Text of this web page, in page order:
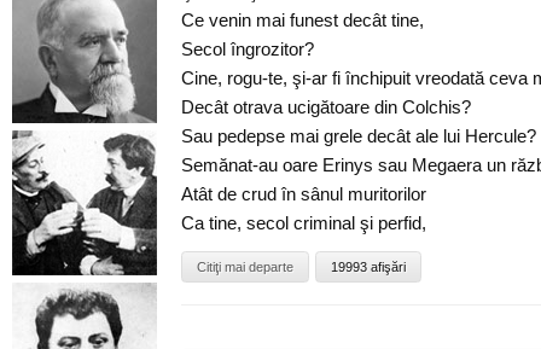
Ce venin mai funest decât tine,
Secol îngrozitor?
Cine, rogu-te, şi-ar fi închipuit vreodată ceva
Decât otrava ucigătoare din Colchis?
Sau pedepse mai grele decât ale lui Hercule?
Semănat-au oare Erinys sau Megaera un
Atât de crud în sânul muritorilor
Ca tine, secol criminal şi perfid,
Citiţi mai departe 19993 afişări